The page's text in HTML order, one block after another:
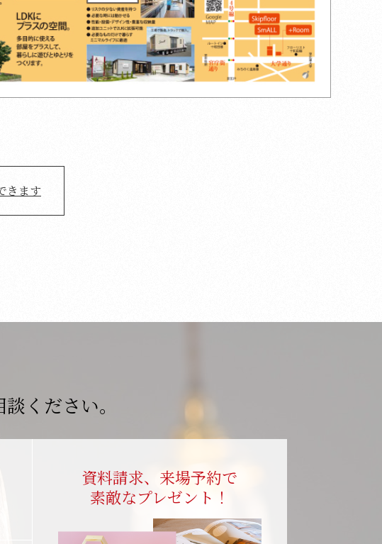
きます
ください。
資料請求、来場予約で
素敵なプレゼント！